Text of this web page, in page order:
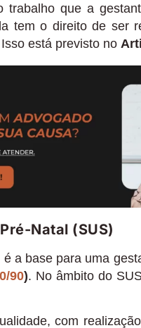
trabalho que a
tem o direito de ser
está previsto no
Natal (SUS)
a base para uma
90). No âmbito do
com